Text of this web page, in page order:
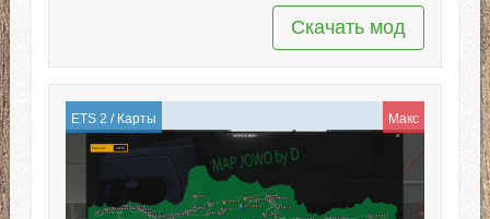
Скачать мод
ETS 2 / Карты Макс